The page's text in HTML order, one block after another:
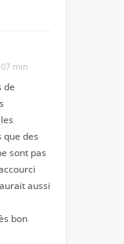
min
de
que des
sont pas
aussi
bon